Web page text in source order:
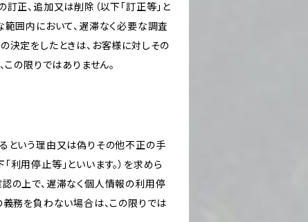
正、追加又は削除（以下「訂正等」と
範囲内において、遅滞なく必要な調査
決定をしたときは、お客様に対しその
の限りではありません。
という理由又は偽りその他不正の手
用停止等」といいます。）を求めら
の上で、遅滞なく個人情報の利用停
義務を負わない場合は、この限りでは